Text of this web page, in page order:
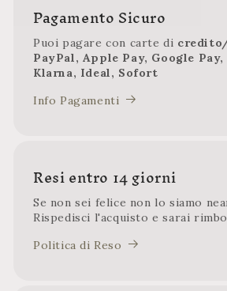
Pagamento Sicuro
Puoi pagare con carte di
PayPal, Apple Pay, Google Pay,
Klarna, Ideal, Sofort
Info Pagamenti
Resi entro 14 giorni
Se non sei felice non lo siamo
Rispedisci l'acquisto e sarai
Politica di Reso